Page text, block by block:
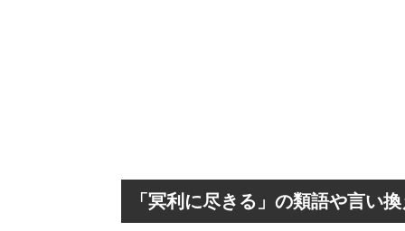
「冥利に尽きる」の類語や言い